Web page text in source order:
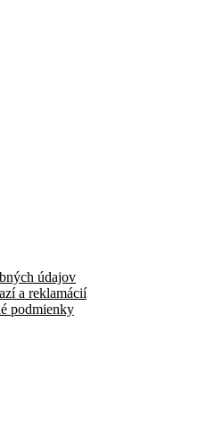
údajov
a reklamácií
podmienky